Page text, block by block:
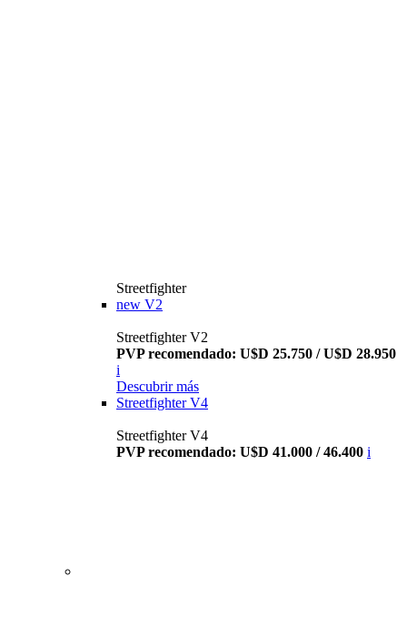
Streetfighter
new V2
Streetfighter V2
PVP recomendado: U$D 25.750 / U$D 28.950
i
Descubrir más
Streetfighter V4
Streetfighter V4
PVP recomendado: U$D 41.000 / 46.400 i